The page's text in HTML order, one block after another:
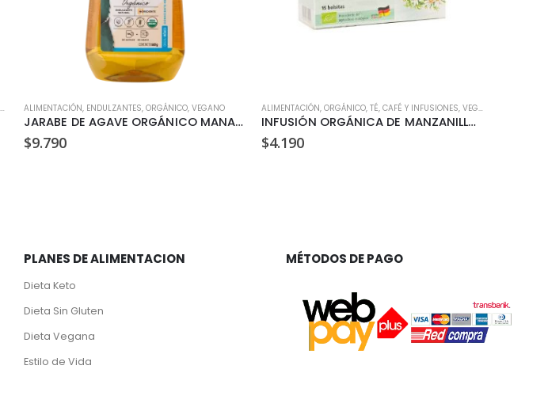
VEGANO
ALIMENTACIÓN, ENDULZANTES, ORGÁNICO, VEGANO
JARABE DE AGAVE ORGÁNICO MANARE 660 GR
$9.790
ALIMENTACIÓN, ORGÁNICO, TÉ, CAFÉ Y INFUSIONES, VEGANO
INFUSIÓN ORGÁNICA DE MANZANILLA (15 BOLSITAS)
$4.190
PLANES DE ALIMENTACION
Dieta Keto
Dieta Sin Gluten
Dieta Vegana
Estilo de Vida
MÉTODOS DE PAGO